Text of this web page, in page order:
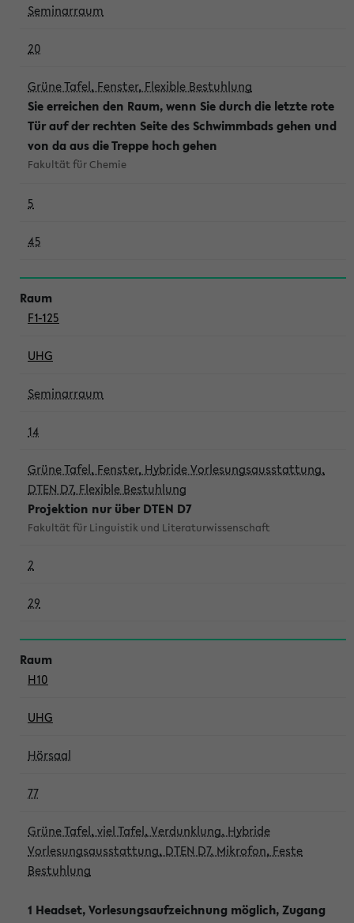
Seminarraum
20
Grüne Tafel, Fenster, Flexible Bestuhlung
Sie erreichen den Raum, wenn Sie durch die letzte rote
Tür auf der rechten Seite des Schwimmbads gehen und
von da aus die Treppe hoch gehen
Fakultät für Chemie
5
45
F1-125
UHG
Seminarraum
14
Grüne Tafel, Fenster, Hybride Vorlesungsausstattung,
DTEN D7, Flexible Bestuhlung
Projektion nur über DTEN D7
Fakultät für Linguistik und Literaturwissenschaft
2
29
H10
UHG
Hörsaal
77
Grüne Tafel, viel Tafel, Verdunklung, Hybride
Vorlesungsausstattung, DTEN D7, Mikrofon, Feste
Bestuhlung
1 Headset, Vorlesungsaufzeichnung möglich, Zugang